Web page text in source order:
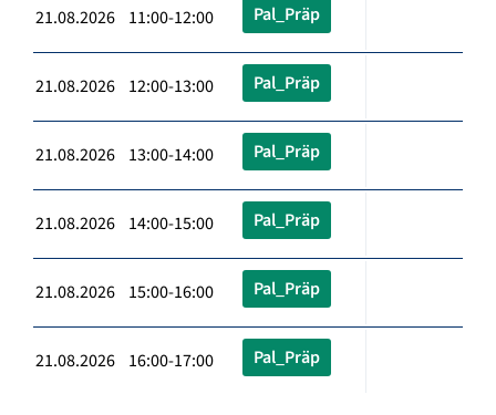
21.08.2026 11:00-12:00 Pal_Präp
21.08.2026 12:00-13:00 Pal_Präp
21.08.2026 13:00-14:00 Pal_Präp
21.08.2026 14:00-15:00 Pal_Präp
21.08.2026 15:00-16:00 Pal_Präp
21.08.2026 16:00-17:00 Pal_Präp